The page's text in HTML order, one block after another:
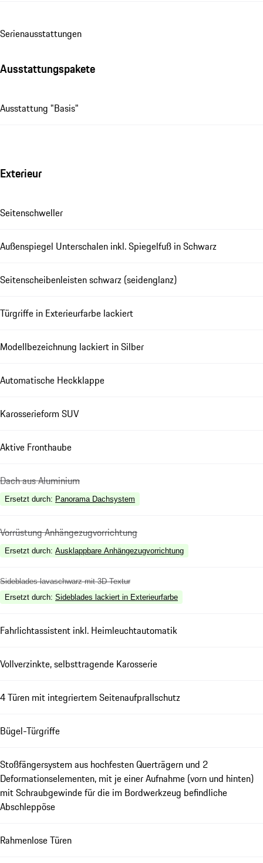
Se­ri­en­aus­stat­tungen
Ausstattungspakete
Ausstattung "Basis"
Exterieur
Seitenschweller
Außenspiegel Unterschalen inkl. Spiegelfuß in Schwarz
Seitenscheibenleisten schwarz (seidenglanz)
Türgriffe in Exterieurfarbe lackiert
Modellbezeichnung lackiert in Silber
Automatische Heckklappe
Karosserieform SUV
Aktive Fronthaube
Dach aus Aluminium
Ersetzt durch: Panorama Dachsystem
Vorrüstung Anhängezugvorrichtung
Ersetzt durch: Ausklappbare Anhängezugvorrichtung
Sideblades lavaschwarz mit 3D Textur
Ersetzt durch: Sideblades lackiert in Exterieurfarbe
Fahrlichtassistent inkl. Heimleuchtautomatik
Vollverzinkte, selbsttragende Karosserie
4 Türen mit integriertem Seitenaufprallschutz
Bügel-Türgriffe
Stoßfängersystem aus hochfesten Querträgern und 2
Deformationselementen, mit je einer Aufnahme (vorn und hinten)
mit Schraubgewinde für die im Bordwerkzeug befindliche
Abschleppöse
Rahmenlose Türen